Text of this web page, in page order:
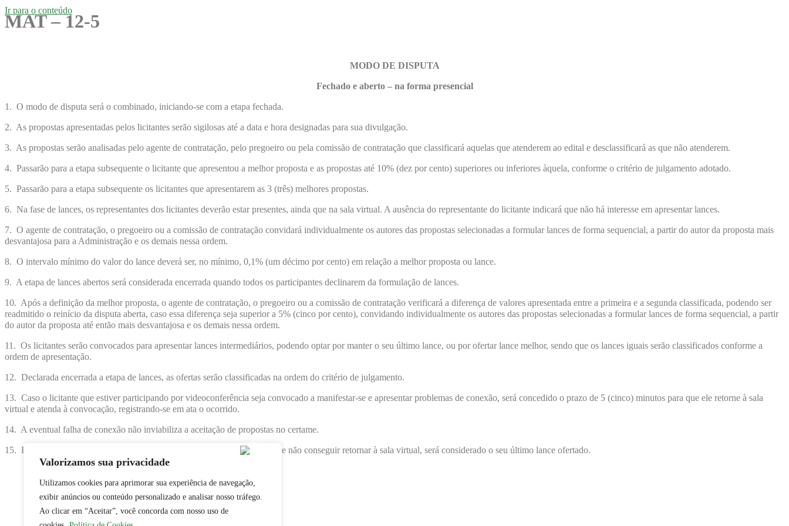
Valorizamos sua privacidade
Utilizamos cookies para aprimorar sua experiência de navegação,
exibir anúncios ou conteúdo personalizado e analisar nosso tráfego.
Ao clicar em “Aceitar”, você concorda com nosso uso de
Ir para o conteúdo
MAT – 12-5
MODO DE DISPUTA
Fechado e aberto – na forma presencial
1. O modo de disputa será o combinado, iniciando-se com a etapa fechada.
2. As propostas apresentadas pelos licitantes serão sigilosas até a data e hora designadas para sua divulgação.
3. As propostas serão analisadas pelo agente de contratação, pelo pregoeiro ou pela comissão de contratação que classificará aquelas que atenderem ao edital e desclassificará as que não atenderem.
4. Passarão para a etapa subsequente o licitante que apresentou a melhor proposta e as propostas até 10% (dez por cento) superiores ou inferiores àquela, conforme o critério de julgamento adotado.
5. Passarão para a etapa subsequente os licitantes que apresentarem as 3 (três) melhores propostas.
6. Na fase de lances, os representantes dos licitantes deverão estar presentes, ainda que na sala virtual. A ausência do representante do licitante indicará que não há interesse em apresentar lances.
7. O agente de contratação, o pregoeiro ou a comissão de contratação convidará individualmente os autores das propostas selecionadas a formular lances de forma sequencial, a partir do autor da proposta mais
desvantajosa para a Administração e os demais nessa ordem.
8. O intervalo mínimo do valor do lance deverá ser, no mínimo, 0,1% (um décimo por cento) em relação a melhor proposta ou lance.
9. A etapa de lances abertos será considerada encerrada quando todos os participantes declinarem da formulação de lances.
10. Após a definição da melhor proposta, o agente de contratação, o pregoeiro ou a comissão de contratação verificará a diferença de valores apresentada entre a primeira e a segunda classificada, podendo ser
readmitido o reinício da disputa aberta, caso essa diferença seja superior a 5% (cinco por cento), convidando individualmente os autores das propostas selecionadas a formular lances de forma sequencial, a partir
do autor da proposta até então mais desvantajosa e os demais nessa ordem.
11. Os licitantes serão convocados para apresentar lances intermediários, podendo optar por manter o seu último lance, ou por ofertar lance melhor, sendo que os lances iguais serão classificados conforme a
ordem de apresentação.
12. Declarada encerrada a etapa de lances, as ofertas serão classificadas na ordem do critério de julgamento.
13. Caso o licitante que estiver participando por videoconferência seja convocado a manifestar-se e apresentar problemas de conexão, será concedido o prazo de 5 (cinco) minutos para que ele retorne à sala
virtual e atenda à convocação, registrando-se em ata o ocorrido.
14. A eventual falha de conexão não inviabiliza a aceitação de propostas no certame.
15. Em caso de problema de conexão durante a fase de lances, se o licitante não conseguir retornar à sala virtual, será considerado o seu último lance ofertado.